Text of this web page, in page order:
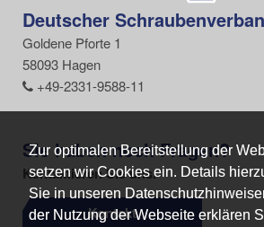
Zur optimalen Bereitstellung der
setzen wir Cookies ein. Details
Sie in unseren
der Nutzung der Webseite erklären
Zur optimalen Bereitstellung der
setzen wir Cookies ein. Details
Sie in unseren
der Nutzung der Webseite erklären
Deutscher
Goldene Pforte 1
58093 Hagen
+49-2331-9588-11
Sie haben noch Fragen?
Kontaktieren Sie uns.
Kontakt